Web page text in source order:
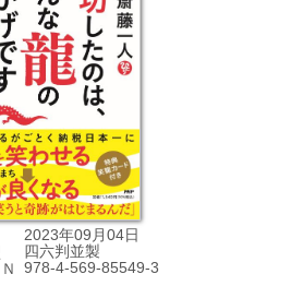
2023年09月04日
四六判並製
978-4-569-85549-3